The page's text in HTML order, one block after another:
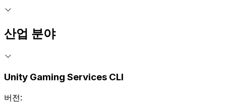
산업 분야
Unity Gaming Services CLI
버전: